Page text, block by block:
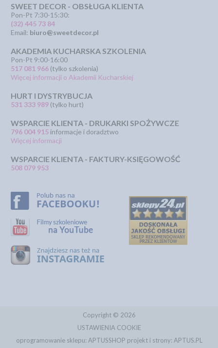
SWEET DECOR - OBSŁUGA KLIENTA
Pon-Pt 7:30-15:30:
(32) 445 73 84
Email: biuro@sweetdecor.pl
AKADEMIA KUCHARSKA SZKOLENIA
Pon-Pt 9:00-16:00
517 081 966 (tylko szkolenia)
Więcej informacji o Akademii Kucharskiej
HURT I DYSTRYBUCJA
531 333 989 (tylko hurt)
WSPARCIE KLIENTA - DRUKARKI SPOŻYWCZE
796 004 915 informacje i doradztwo
Więcej informacji
WSPARCIE KLIENTA - FAKTURY-KSIĘGOWOŚĆ
508 079 953
Copyright © 2026
USTAWIENIA COOKIE
oprogramowanie sklepu: APTUSSHOP projekt i strony: APTUS.PL